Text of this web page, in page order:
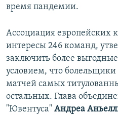
время пандемии.
Ассоциация европейских
интересы 246 команд,
заключить более
условием, что болельщики
матчей самых
остальных. Глава
"Ювентуса" Андреа